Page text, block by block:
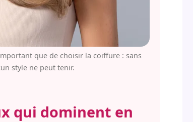
que de choisir la coiffure : sans
style ne peut tenir.
qui dominent en